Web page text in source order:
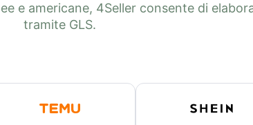
e americane, 4Seller consente di
tramite GLS.